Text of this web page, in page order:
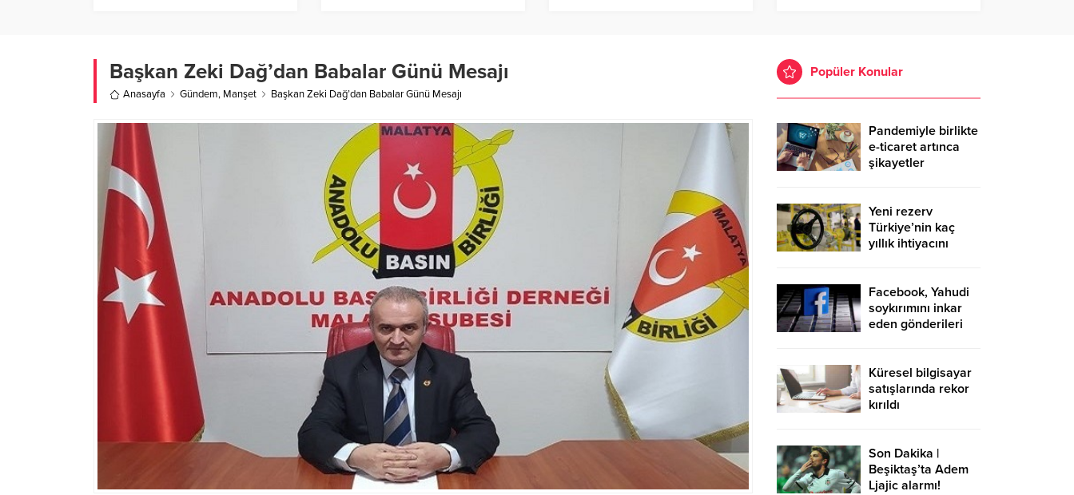
Başkan Zeki Dağ’dan Babalar Günü Mesajı
Anasayfa Gündem, Manşet Başkan Zeki Dağ’dan Babalar Günü Mesajı
Popüler Konular
Pandemiyle birlikte
e-ticaret artınca
şikayetler
Yeni rezerv
Türkiye’nin kaç
yıllık ihtiyacını
Facebook, Yahudi
soykırımını inkar
eden gönderileri
Küresel bilgisayar
satışlarında rekor
kırıldı
Son Dakika |
Beşiktaş’ta Adem
Ljajic alarmı!